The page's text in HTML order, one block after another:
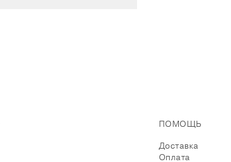
ПОМОЩЬ
Доставка
Оплата